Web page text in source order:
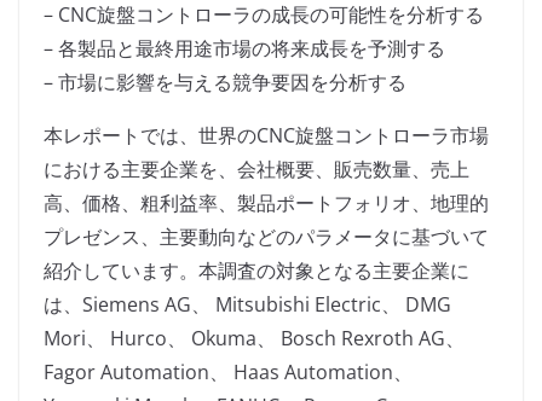
– CNC旋盤コントローラの成長の可能性を分析する
– 各製品と最終用途市場の将来成長を予測する
– 市場に影響を与える競争要因を分析する
本レポートでは、世界のCNC旋盤コントローラ市場
における主要企業を、会社概要、販売数量、売上
高、価格、粗利益率、製品ポートフォリオ、地理的
プレゼンス、主要動向などのパラメータに基づいて
紹介しています。本調査の対象となる主要企業に
は、Siemens AG、 Mitsubishi Electric、 DMG
Mori、 Hurco、 Okuma、 Bosch Rexroth AG、
Fagor Automation、 Haas Automation、